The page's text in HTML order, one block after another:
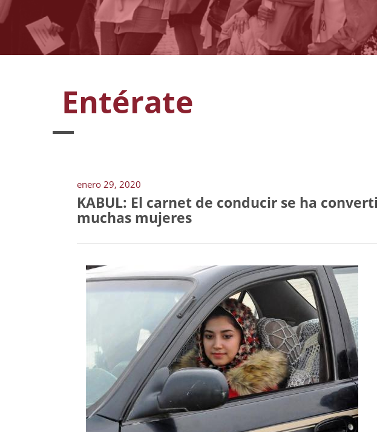
Entérate
enero 29, 2020
KABUL: El carnet de conducir se ha
muchas mujeres